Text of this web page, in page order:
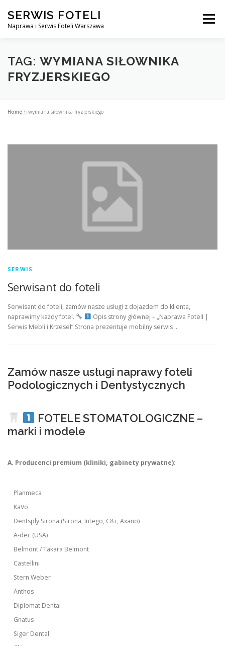
treści
SERWIS FOTELI
Naprawa i Serwis Foteli Warszawa
Menu
NAPRAWA FOTELI DENTYSTYCZNE I MEDYCZNE
TAG: WYMIANA SIŁOWNIKA
FRYZJERSKIEGO
Home »wymiana siłownika fryzjerskiego
SERWIS
Serwisant do foteli
Serwisant do foteli, zamów nasze usługi z dojazdem do klienta,
naprawimy każdy fotel.
Opis strony głównej – „Naprawa FotelI |
Serwis Mebli i Krzeseł” Strona prezentuje mobilny serwis …
Zamów nasze usługi naprawy foteli
Podologicznych i Dentystycznych
FOTELE STOMATOLOGICZNE –
marki i modele
A. Producenci premium (kliniki, gabinety prywatne):
Planmeca
KaVo
Dentsply Sirona (Sirona, Intego, C8+, Axano)
A-dec (USA)
Belmont / Takara Belmont
Castellini
Stern Weber
Anthos
Diplomat Dental
Gnatus
Siger Dental